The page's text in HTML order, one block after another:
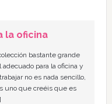
la oficina
bastante grande
para la oficina y
no es nada sencillo,
uno que creéis que es